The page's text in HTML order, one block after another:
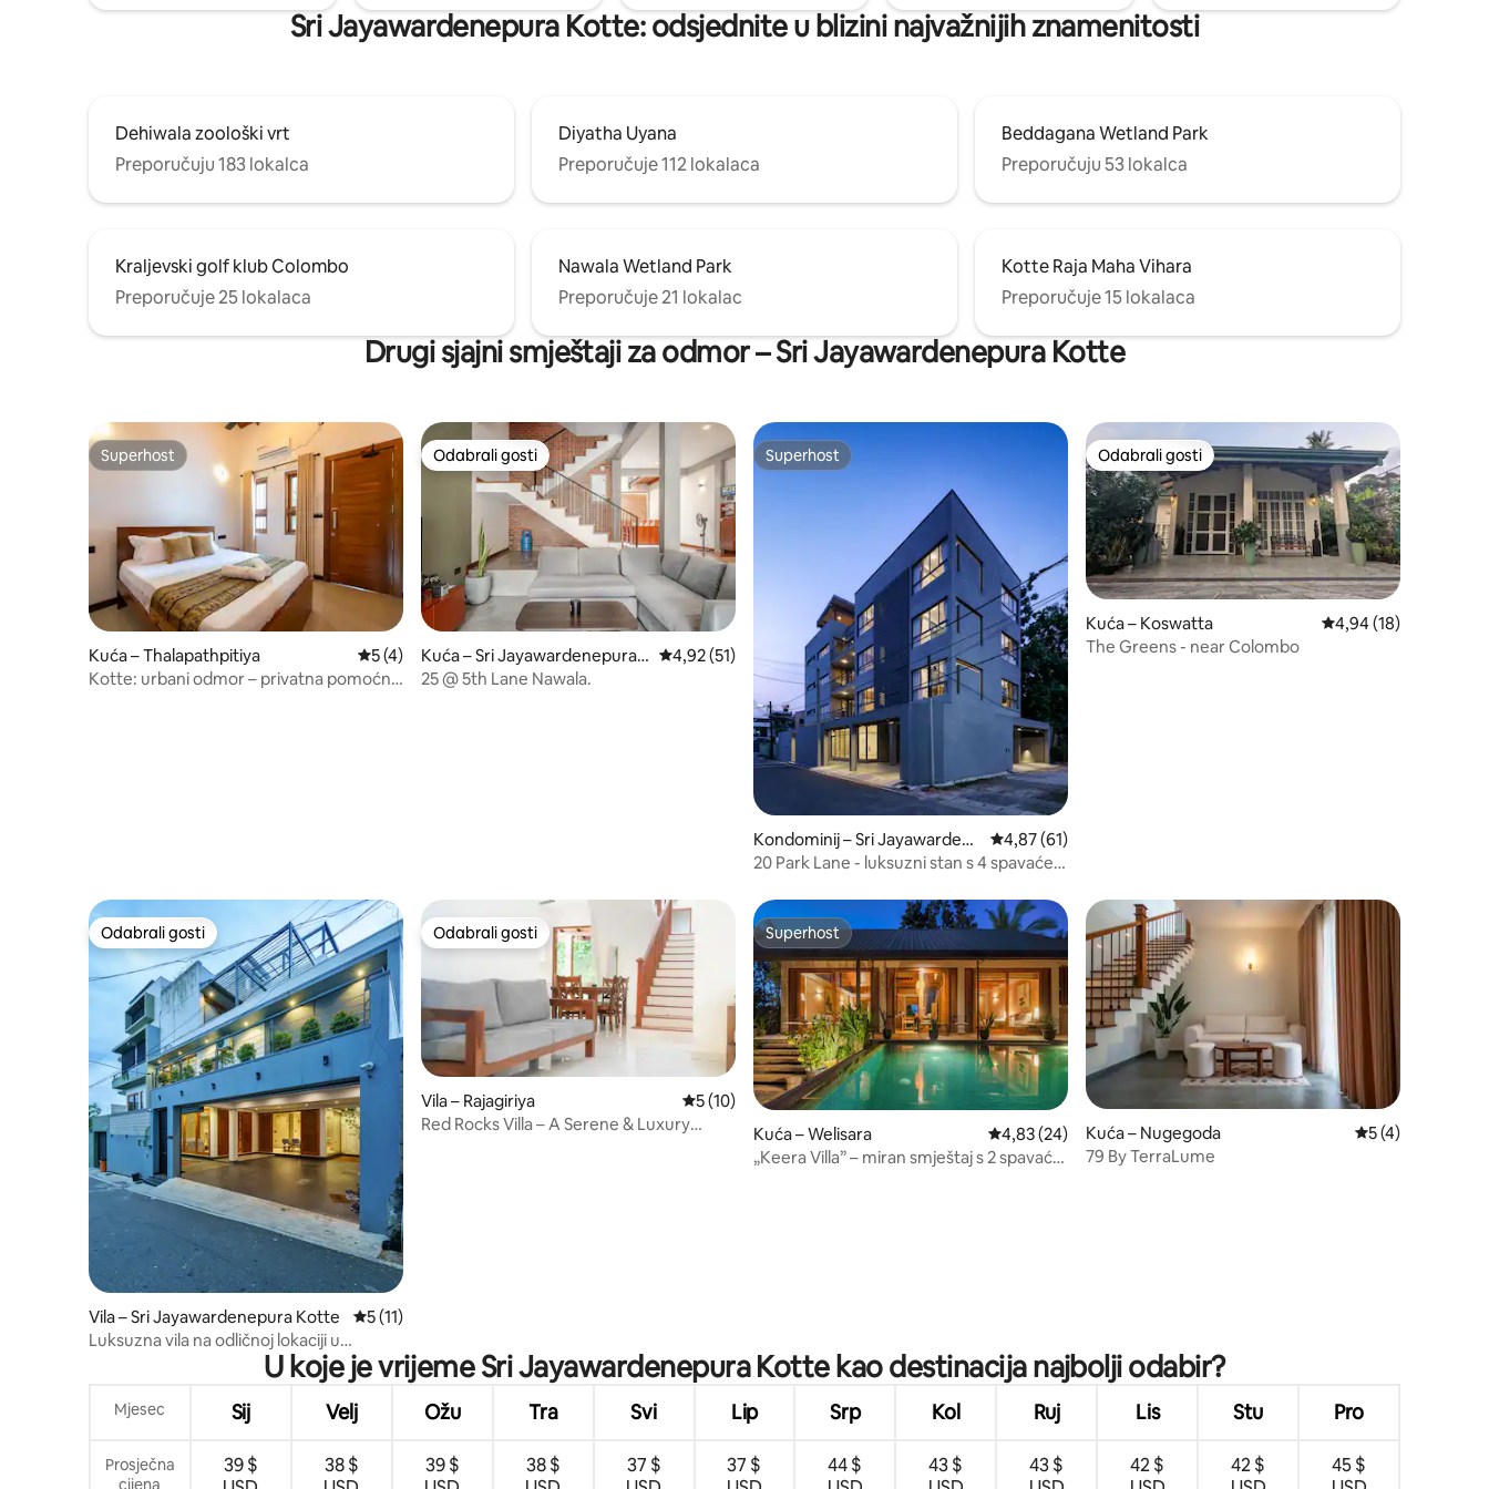
Sri Jayawardenepura Kotte: odsjednite u blizini najvažnijih znamenitosti
Dehiwala zoološki vrt
Preporučuju 183 lokalca
Diyatha Uyana
Preporučuje 112 lokalaca
Beddagana Wetland Park
Preporučuju 53 lokalca
Kraljevski golf klub Colombo
Preporučuje 25 lokalaca
Nawala Wetland Park
Preporučuje 21 lokalac
Kotte Raja Maha Vihara
Preporučuje 15 lokalaca
Drugi sjajni smještaji za odmor – Sri Jayawardenepura Kotte
Superhost
Superhost
Kuća – Thalapathpitiya Prosječna ocjena: 5/5, recenzija: 4
5 (4)
Kotte: urbani odmor – privatna pomoćna
Odabrali gosti
Odabrali gosti
Kuća – Sri Jayawardenepura
Kotte
Prosječna ocjena: 4,92/5, recenzija: 51
4,92 (51)
25 @ 5th Lane Nawala.
Superhost
Superhost
Kondominij – Sri Jayawardene
pura Kotte
Prosječna ocjena: 4,87/5, recenzija: 61
4,87 (61)
20 Park Lane - luksuzni stan s 4 spavaće
Odabrali gosti
Odabrali gosti
Kuća – Koswatta Prosječna ocjena:
4,94 (18)
The Greens - near Colombo
Odabrali gosti
Odabrali gosti
Vila – Sri Jayawardenepura Kotte Prosječna ocjena: 5/5, recenzija: 11
5 (11)
Luksuzna vila na odličnoj lokaciji u
Colombu (dizalo – bazen)
Odabrali gosti
Odabrali gosti
Vila – Rajagiriya Prosječna ocjena: 5/5, recenzija: 10
5 (10)
Red Rocks Villa – A Serene & Luxury
Superhost
Superhost
Kuća – Welisara Prosječna ocjena: 4,83/5, recenzija: 24
4,83 (24)
„Keera Villa” – miran smještaj s 2 spavaće
Kuća – Nugegoda Prosječna
5 (4)
79 By TerraLume
U koje je vrijeme Sri Jayawardenepura Kotte kao destinacija najbolji odabir?
Mjesec Sij Velj Ožu Tra Svi Lip Srp Kol Ruj Lis Stu Pro
Prosječna
cijena
39 $
38 $
39 $
38 $
37 $
37 $
44 $
43 $
43 $
42 $
42 $
45 $